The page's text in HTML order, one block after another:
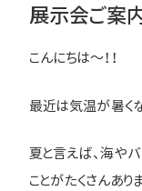
展示会ご案
こんにちは～！！
最近は気温が暑く
夏と言えば、海や
ことがたくさんあ